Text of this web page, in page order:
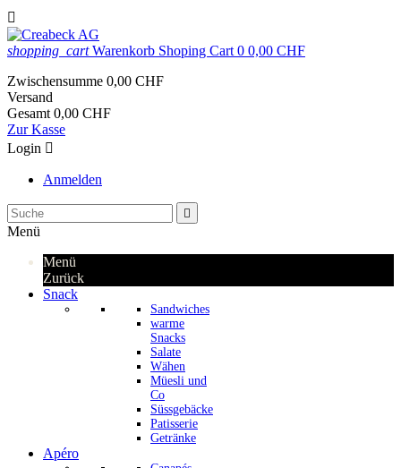

shopping_cart Warenkorb Shoping Cart 0 0,00 CHF
Zwischensumme 0,00 CHF
Versand
Gesamt 0,00 CHF
Zur Kasse
Login 
Anmelden

Menü
Menü
Zurück
Snack
Sandwiches
warme
Snacks
Salate
Wähen
Müesli und
Co
Süssgebäcke
Patisserie
Getränke
Apéro